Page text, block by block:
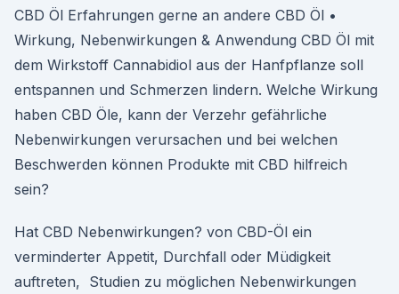
CBD Öl Erfahrungen gerne an andere CBD Öl •
Wirkung, Nebenwirkungen & Anwendung CBD Öl mit
dem Wirkstoff Cannabidiol aus der Hanfpflanze soll
entspannen und Schmerzen lindern. Welche Wirkung
haben CBD Öle, kann der Verzehr gefährliche
Nebenwirkungen verursachen und bei welchen
Beschwerden können Produkte mit CBD hilfreich
sein?
Hat CBD Nebenwirkungen? von CBD-Öl ein
verminderter Appetit, Durchfall oder Müdigkeit
auftreten, Studien zu möglichen Nebenwirkungen